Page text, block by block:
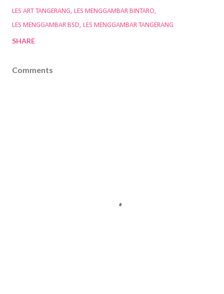
LES ART TANGERANG
LES MENGGAMBAR BINTARO
LES MENGGAMBAR BSD
LES MENGGAMBAR TANGERANG
SHARE
Comments